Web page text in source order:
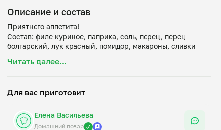
Описание и состав
Приятного аппетита!
Состав: филе куриное, паприка, соль, перец, перец
Читать далее...
Для вас приготовит
Елена Васильева
Домашний повар